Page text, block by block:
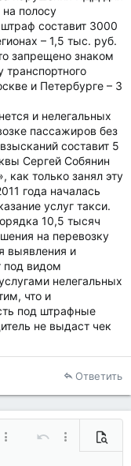
полосу
составит 3000
– 1,5 тыс. руб.
запрещено знаком
транспортного
и Петербурге – 3
и нелегальных
пассажиров без
составит 5
Сергей Собянин
как только занял эту
года началась
услуг такси.
10,5 тысяч
на перевозку
выявления и
под видом
нелегальных
что и
под штрафные
не выдаст чек
Ответить
список
изображение
Дополнительно...
Отменить